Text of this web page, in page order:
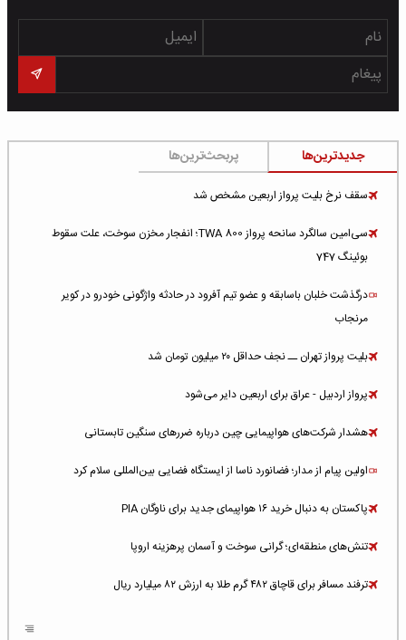
جدیدترین‌ها پربحث‌ترین‌ها
سقف نرخ بلیت پرواز اربعین مشخص شد
سی‌امین سالگرد سانحه پرواز TWA 800؛ انفجار مخزن سوخت، علت سقوط
بوئینگ 747
درگذشت خلبان باسابقه و عضو تیم آفرود در حادثه واژگونی خودرو در کویر
مرنجاب
بلیت پرواز تهران ــ نجف حداقل ۲۰ میلیون تومان شد
پرواز اردبیل - عراق برای اربعین دایر می‌شود
هشدار شرکت‌های هواپیمایی چین درباره ضررهای سنگین تابستانی
اولین پیام از مدار؛ فضانورد ناسا از ایستگاه فضایی بین‌المللی سلام کرد
پاکستان به دنبال خرید ۱۶ هواپیمای جدید برای ناوگان PIA
تنش‌های منطقه‌ای؛ گرانی سوخت و آسمان پرهزینه اروپا
ترفند مسافر برای قاچاق ۴۸۲ گرم طلا به ارزش ۸۲ میلیارد ریال